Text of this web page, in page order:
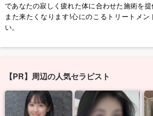
であなたの寂しく疲れた体に合わせた施術を
また来たくなります!心にのこるトリートメン
い。
【PR】周辺の人気セラピスト